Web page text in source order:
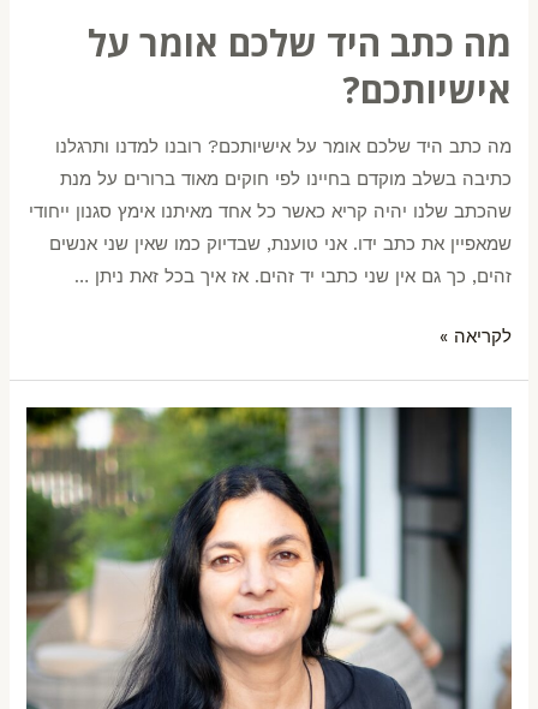
מה כתב היד שלכם אומר על
אישיותכם?
מה כתב היד שלכם אומר על אישיותכם? רובנו למדנו ותרגלנו
כתיבה בשלב מוקדם בחיינו לפי חוקים מאוד ברורים על מנת
שהכתב שלנו יהיה קריא כאשר כל אחד מאיתנו אימץ סגנון ייחודי
שמאפיין את כתב ידו. אני טוענת, שבדיוק כמו שאין שני אנשים
זהים, כך גם אין שני כתבי יד זהים. אז איך בכל זאת ניתן …
לקריאה »